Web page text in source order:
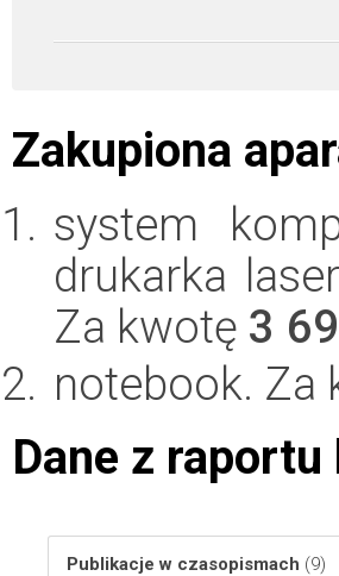
Zakupiona
system
drukarka
Za kwotę 3
notebook. Za
Dane z
Publikacje w czasopismach (9)